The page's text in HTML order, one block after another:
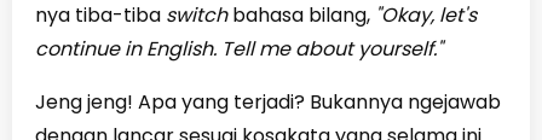
nya tiba-tiba switchbahasa bilang, "Okay, let's
continue in English. Tell me about yourself."
Jeng jeng! Apa yang terjadi? Bukannya ngejawab